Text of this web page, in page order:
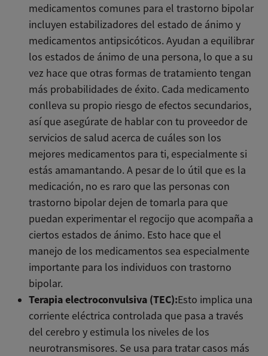
medicamentos comunes para el trastorno bipolar
incluyen estabilizadores del estado de ánimo y
medicamentos antipsicóticos. Ayudan a equilibrar
los estados de ánimo de una persona, lo que a su
vez hace que otras formas de tratamiento tengan
más probabilidades de éxito. Cada medicamento
conlleva su propio riesgo de efectos secundarios,
así que asegúrate de hablar con tu proveedor de
servicios de salud acerca de cuáles son los
mejores medicamentos para ti, especialmente si
estás amamantando. A pesar de lo útil que es la
medicación, no es raro que las personas con
trastorno bipolar dejen de tomarla para que
puedan experimentar el regocijo que acompaña a
ciertos estados de ánimo. Esto hace que el
manejo de los medicamentos sea especialmente
importante para los individuos con trastorno
bipolar.
Terapia electroconvulsiva (TEC):Esto implica una
corriente eléctrica controlada que pasa a través
del cerebro y estimula los niveles de los
neurotransmisores. Se usa para tratar casos más